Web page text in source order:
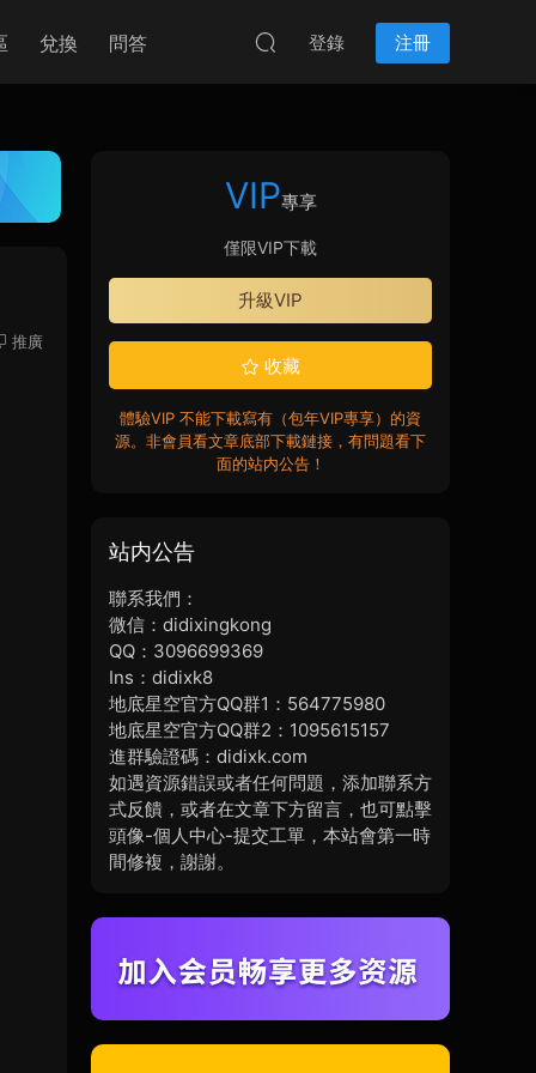
兌換 問答 登錄 注冊
推廣
VIP專享
僅限VIP下載
升級VIP
收藏
體驗VIP 不能下載寫有（包年VIP專享）的資
源。非會員看文章底部下載鏈接，有問題看下
面的站内公告！
站内公告
聯系我們：
微信：didixingkong
QQ：3096699369
Ins：didixk8
地底星空官方QQ群1：564775980
地底星空官方QQ群2：1095615157
進群驗證碼：didixk.com
如遇資源錯誤或者任何問題，添加聯系方
式反饋，或者在文章下方留言，也可點擊
頭像-個人中心-提交工單，本站會第一時
間修複，謝謝。